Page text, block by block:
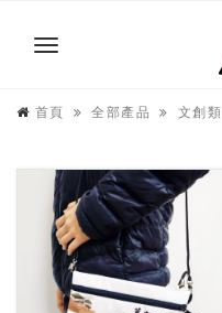
首頁 全部產品 文創類